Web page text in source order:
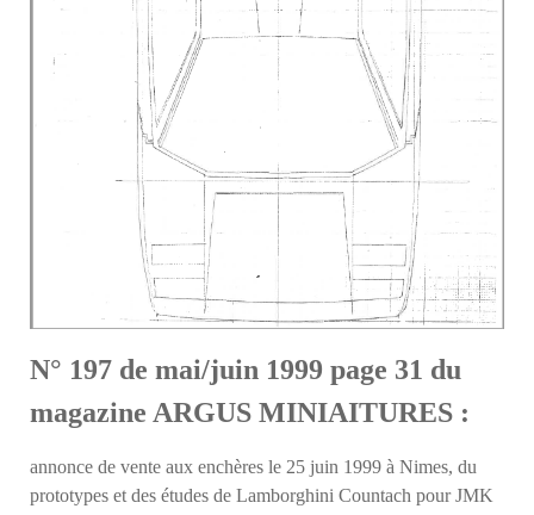
N° 197 de mai/juin 1999 page 31 du
magazine ARGUS MINIAITURES :
annonce de vente aux enchères le 25 juin 1999 à Nimes, du
prototypes et des études de Lamborghini Countach pour JMK